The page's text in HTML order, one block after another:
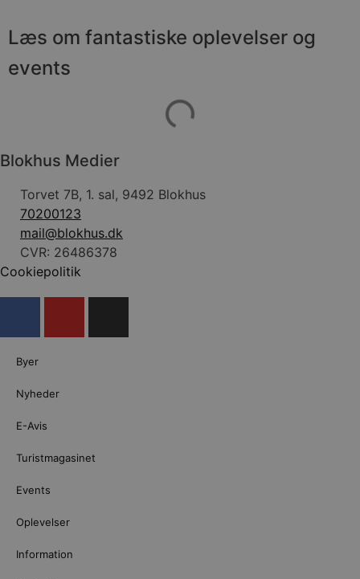
Læs om fantastiske oplevelser og
events
Blokhus Medier
Torvet 7B, 1. sal, 9492 Blokhus
70200123
mail@blokhus.dk
CVR: 26486378
Cookiepolitik
Byer
Nyheder
E-Avis
Turistmagasinet
Events
Oplevelser
Information